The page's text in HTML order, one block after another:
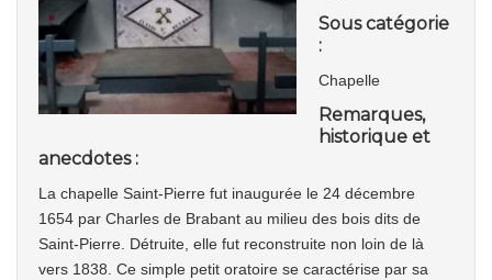
Sous catégorie
:
Chapelle
Remarques,
historique et
anecdotes :
La chapelle Saint-Pierre fut inaugurée le 24 décembre
1654 par Charles de Brabant au milieu des bois dits de
Saint-Pierre. Détruite, elle fut reconstruite non loin de là
vers 1838. Ce simple petit oratoire se caractérise par sa